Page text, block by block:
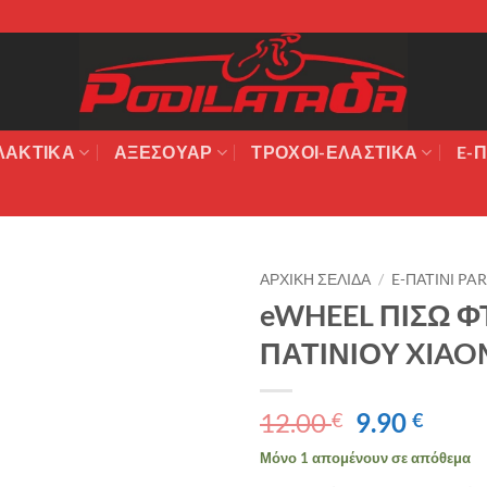
ΑΞΕΣΟΥΆΡ ΤΡΟΧΟΙ-ΕΛΑΣΤΙΚΑ E-
ΑΡΧΙΚΉ ΣΕΛΊΔΑ / E-ΠΑΤΙΝΙ
eWHEEL
ΠΑΤΙΝΙΟΥ
12.00€ Original
was:
9.90€Η
τιμή
Μόνο 1 απομένουν σε απόθεμα